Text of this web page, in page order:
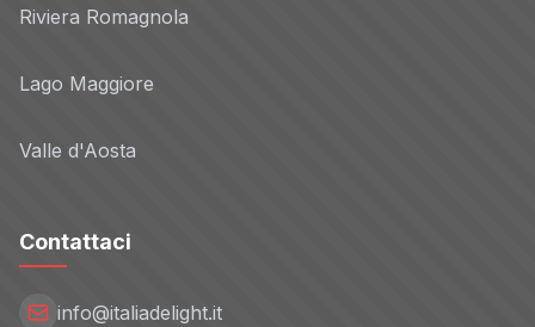
Riviera Romagnola
Lago Maggiore
Valle d'Aosta
Contattaci
info@italiadelight.it